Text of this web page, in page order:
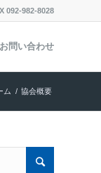
092-982-8028
お問い合わせ
ム / 協会概要